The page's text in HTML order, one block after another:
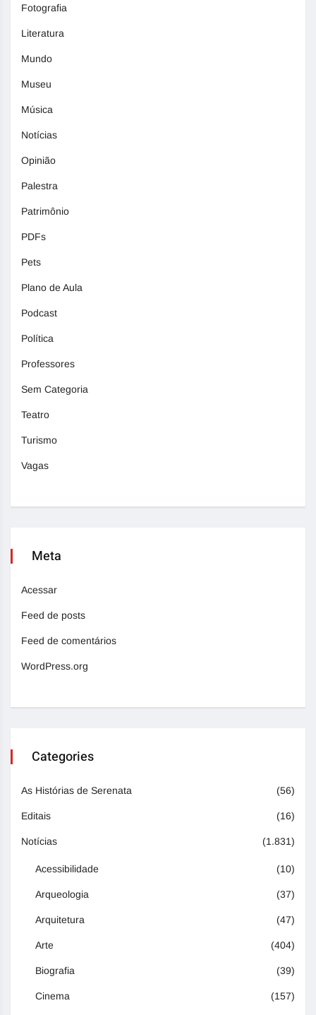
Fotografia
Literatura
Mundo
Museu
Música
Notícias
Opinião
Palestra
Patrimônio
PDFs
Pets
Plano de Aula
Podcast
Política
Professores
Sem Categoria
Teatro
Turismo
Vagas
Meta
Acessar
Feed de posts
Feed de comentários
WordPress.org
Categories
As Histórias de Serenata (56)
Editais (16)
Notícias (1.831)
Acessibilidade (10)
Arqueologia (37)
Arquitetura (47)
Arte (404)
Biografia (39)
Cinema (157)